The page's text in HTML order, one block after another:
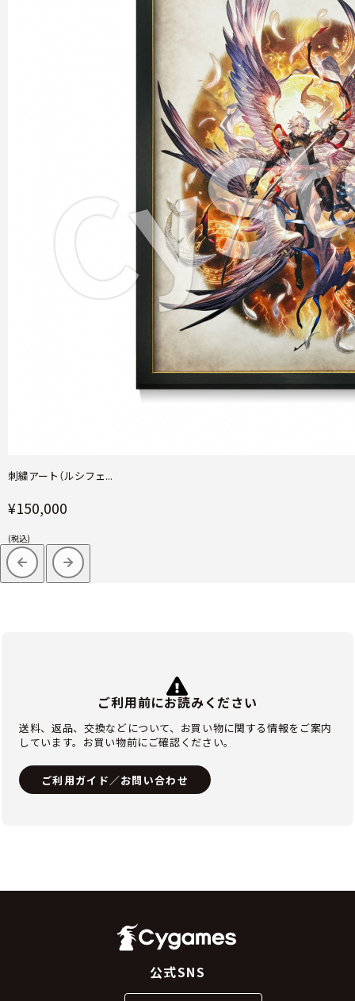
刺繍アート（ルシフェ...
¥150,000
(税込)
ご利用前にお読みください
送料、返品、交換などについて、お買い物に関する情報をご案内
しています。お買い物前にご確認ください。
ご利用ガイド／お問い合わせ
公式SNS